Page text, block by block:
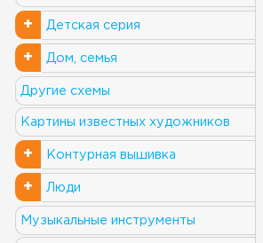
+ Детская серия
+ Дом, семья
Другие схемы
Картины известных художников
+ Контурная вышивка
+ Люди
Музыкальные инструменты